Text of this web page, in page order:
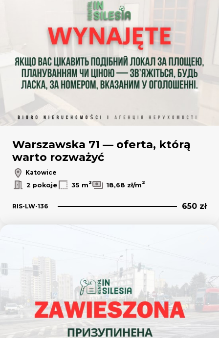
Warszawska 71 — oferta, którą
warto rozważyć
Katowice
2 pokoje
35 m2 18,68 zł/m2
RIS-LW-136 650 zł